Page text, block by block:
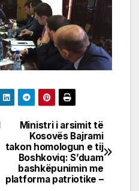
Ministri i arsimit të
Kosovës Bajrami
takon homologun e tij
Boshkoviq: S’duam
bashkëpunimin me
platforma patriotike –